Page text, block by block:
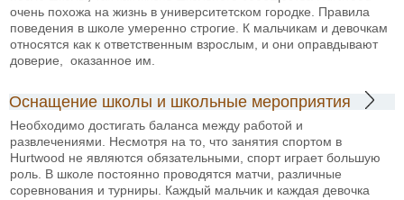
очень похожа на жизнь в университетском городке. Правила
поведения в школе умеренно строгие. К мальчикам и девочкам
относятся как к ответственным взрослым, и они оправдывают
доверие, оказанное им.
Оснащение школы и школьные мероприятия
Необходимо достигать баланса между работой и
развлечениями. Несмотря на то, что занятия спортом в
Hurtwood не являются обязательными, спорт играет большую
роль. В школе постоянно проводятся матчи, различные
соревнования и турниры. Каждый мальчик и каждая девочка